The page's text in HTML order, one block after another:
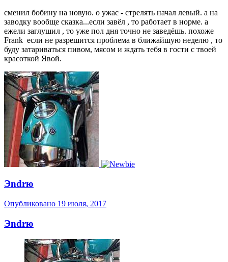
сменил бобину на новую. о ужас - стрелять начал левый. а на
заводку вообще сказка...если завёл , то работает в норме. а
ежели заглушил , то уже пол дня точно не заведёшь. похоже
Frank если не разрешится проблема в ближайшую неделю , то
буду затариваться пивом, мясом и ждать тебя в гости с твоей
красоткой Явой.
Эndrю
Опубликовано 19 июля, 2017
Эndrю